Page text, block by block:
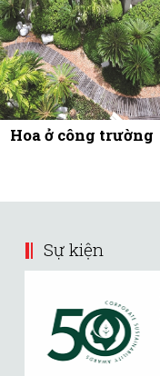
Hoa ở công trường
Sự kiện